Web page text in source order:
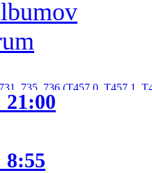
735, 736 (T457.0, T457.1,
21:00
8:55